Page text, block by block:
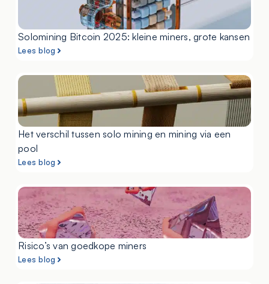
Solomining Bitcoin 2025: kleine miners, grote kansen
Lees blog
Het verschil tussen solo mining en mining via een
pool
Lees blog
Risico’s van goedkope miners
Lees blog